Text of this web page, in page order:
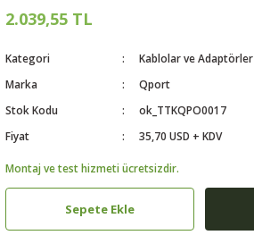
2.039,55 TL
Kategori
Kablolar ve Adaptörler
Marka
Qport
Stok Kodu
ok_TTKQPO0017
Fiyat
35,70 USD + KDV
Montaj ve test hizmeti ücretsizdir.
Sepete Ekle